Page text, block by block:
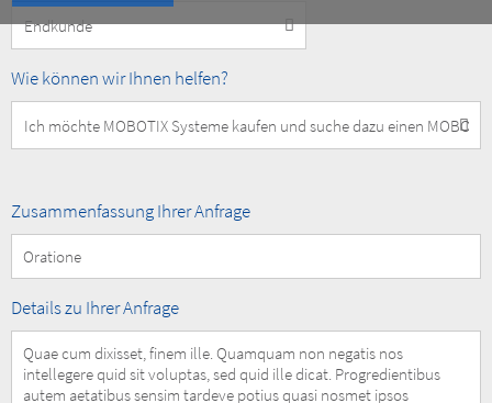
Customer
Type
How
help
you?
Wie können wir Ihnen helfen?
Summary
Request
Zusammenfassung Ihrer Anfrage
Details
Request
Details zu Ihrer Anfrage